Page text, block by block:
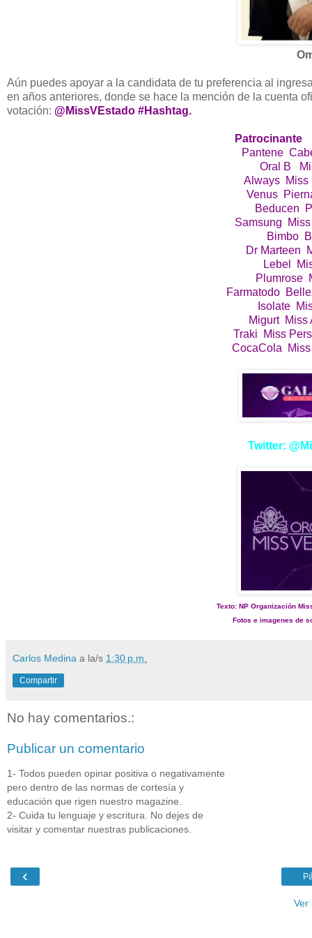
Aún puedes apoyar a la candidata de tu preferencia al
en años anteriores, donde se hace la mención de la cuenta
votación: @MissVEstado #Hashtag.
Pantene
Oral B
Always Miss
Venus
Beducen
Samsung
Bimbo
Dr Marteen
Lebel
Plumrose
Farmatodo
Isolate
Migurt
Traki Miss
CocaCola
Twitter:
Texto: NP Organización
Fotos e imagenes de
Carlos Medina a la/s 1:30 p.m.
Compartir
No hay comentarios.:
Publicar un comentario
1- Todos pueden opinar positiva o negativamente
pero dentro de las normas de cortesía y
educación que rigen nuestro magazine.
2- Cuida tu lenguaje y escritura. No dejes de
visitar y comentar nuestras publicaciones.
‹
Ver